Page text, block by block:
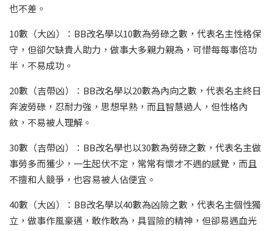
也不差。
10數（大凶）：BB改名學以10數為勞碌之數，代表名主性格保
守，但卻欠缺貴人助力，做事大多親力親為，可惜每每事倍功
半，不易成功。
20數（吉帶凶）：BB改名學以20數為內向之數，代表名主終日
奔波勞碌，忍耐力強，思想早熟，而且智慧過人，但性格內
斂，不易被人理解。
30數（吉帶凶）：BB改名學也以30數為勞碌之數，代表名主做
事勞多而獲少，一生起伏不定，常常有懷才不遇的感覺，而且
不擅和人競爭，也容易被人佔便宜。
40數（大凶）：BB改名學以40數為凶險之數，代表名主個性獨
立，做事作風豪邁，敢作敢為，具冒險的精神，但卻易遇血光